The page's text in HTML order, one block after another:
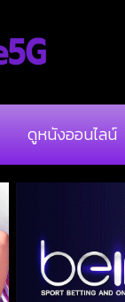
ดูหนังออนไลน์